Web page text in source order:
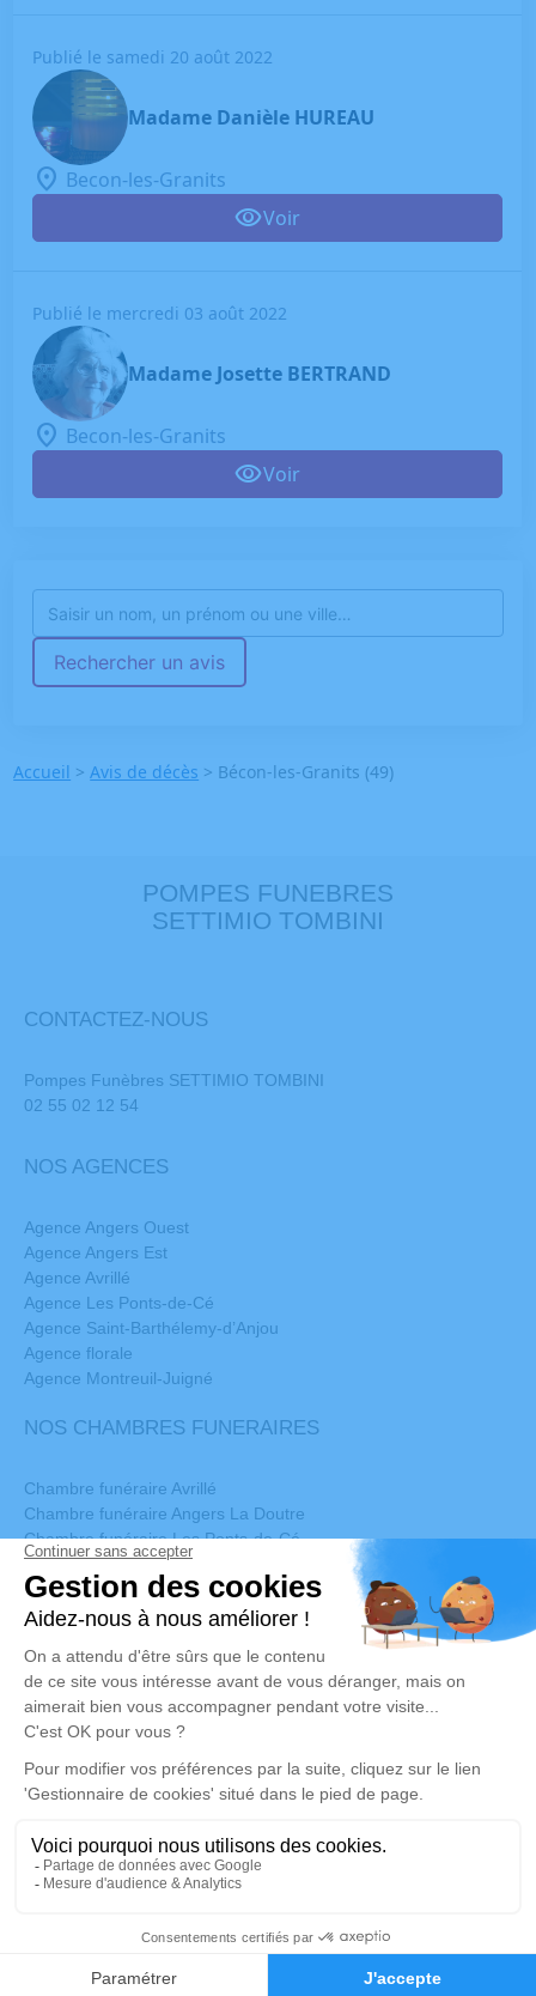
Publié le samedi 20 août 2022
Madame Danièle HUREAU
Becon-les-Granits
Voir
Publié le mercredi 03 août 2022
Madame Josette BERTRAND
Becon-les-Granits
Voir
Rechercher un avis
Accueil >Avis de décès > Bécon-les-Granits (49)
POMPES FUNEBRES
SETTIMIO TOMBINI
CONTACTEZ-NOUS
Pompes Funèbres SETTIMIO TOMBINI
02 55 02 12 54
NOS AGENCES
Agence Angers Ouest
Agence Angers Est
Agence Avrillé
Agence Les Ponts-de-Cé
Agence Saint-Barthélemy-d’Anjou
Agence florale
Agence Montreuil-Juigné
NOS CHAMBRES FUNERAIRES
Chambre funéraire Avrillé
Chambre funéraire Angers La Doutre
Chambre funéraire Les Ponts-de-Cé
Chambre funéraire Saint-Barthélemy-d’Anjou
NOS SERVICES
Organisation d'obsèques
Prévoyance
Salle de convivialité
Ventes d'articles
Monuments
© 2021 – POMPES FUNEBRES SETTIMIO TOMBINI – Tous droits réservés –
Réalisation et référencement par